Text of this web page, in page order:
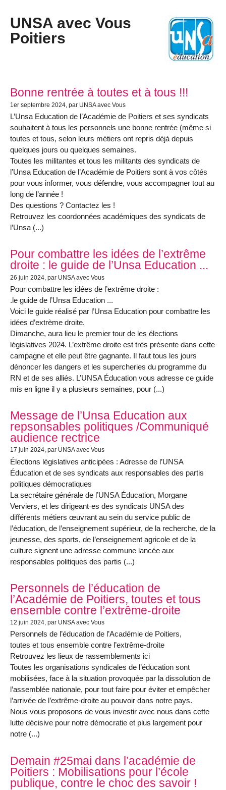
UNSA avec Vous
Poitiers
Bonne rentrée à toutes et à tous !!!
1er septembre 2024 , par UNSA avec Vous
L’Unsa Education de l’Académie de Poitiers et ses syndicats
souhaitent à tous les personnels une bonne rentrée (même si
toutes et tous, selon leurs métiers ont repris déjà depuis
quelques jours ou quelques semaines.
Toutes les militantes et tous les militants des syndicats de
l’Unsa Education de l’Académie de Poitiers sont à vos côtés
pour vous informer, vous défendre, vous accompagner tout au
long de l’année !
Des questions ? Contactez les !
Retrouvez les coordonnées académiques des syndicats de
l’Unsa (...)
Pour combattre les idées de l’extrême
droite : le guide de l’Unsa Education ...
26 juin 2024 , par UNSA avec Vous
Pour combattre les idées de l’extrême droite :
.le guide de l’Unsa Education ...
Voici le guide réalisé par l’Unsa Education pour combattre les
idées d’extrème droite.
Dimanche, aura lieu le premier tour de les élections
législatives 2024. L’extrême droite est très présente dans cette
campagne et elle peut être gagnante. Il faut tous les jours
dénoncer les dangers et les supercheries du programme du
RN et de ses alliés. L’UNSA Éducation vous adresse ce guide
mis en ligne il y a plusieurs semaines, pour (...)
Message de l’Unsa Education aux
repsonsables politiques /Communiqué
audience rectrice
17 juin 2024, par UNSA avec Vous
Élections législatives anticipées : Adresse de l’UNSA
Éducation et de ses syndicats aux responsables des partis
politiques démocratiques
La secrétaire générale de l’UNSA Éducation, Morgane
Verviers, et les dirigeant·es des syndicats UNSA des
différents métiers œuvrant au sein du service public de
l’éducation, de l’enseignement supérieur, de la recherche, de la
jeunesse, des sports, de l’enseignement agricole et de la
culture signent une adresse commune lancée aux
responsables politiques des partis (...)
Personnels de l’éducation de
l’Académie de Poitiers, toutes et tous
ensemble contre l’extrême-droite
12 juin 2024, par UNSA avec Vous
Personnels de l’éducation de l’Académie de Poitiers,
toutes et tous ensemble contre l’extrême-droite
Retrouvez les lieux de rassemblements ici
Toutes les organisations syndicales de l’éducation sont
mobilisées, face à la situation provoquée par la dissolution de
l’assemblée nationale, pour tout faire pour éviter et empêcher
l’arrivée de l’extrême-droite au pouvoir dans notre pays.
Nous vous proposons de vous investir avec nous dans cette
lutte décisive pour notre démocratie et plus largement pour
notre (...)
Demain #25mai dans l’académie de
Poitiers : Mobilisations pour l’école
publique, contre le choc des savoir !